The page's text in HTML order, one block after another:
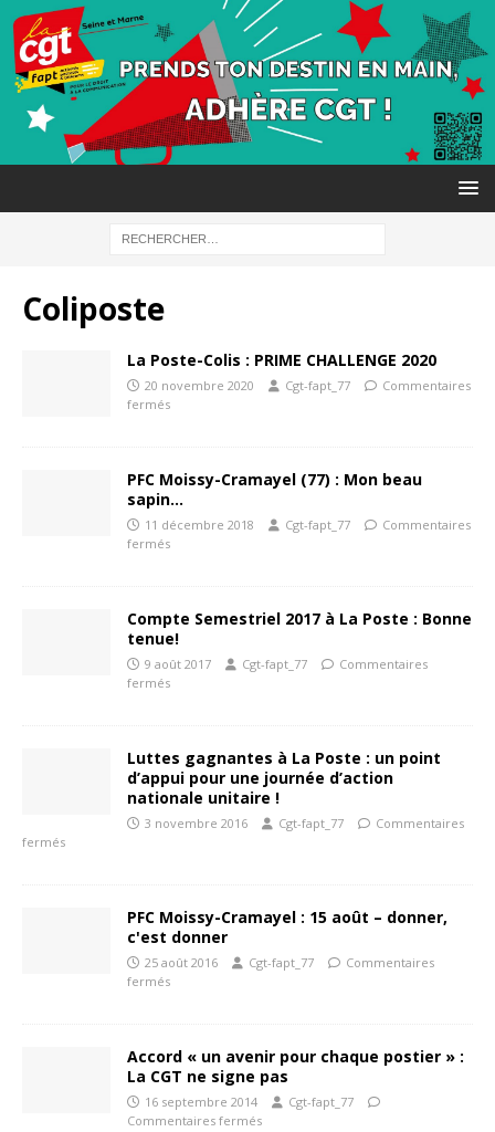
Coliposte
La Poste-Colis : PRIME CHALLENGE 2020
20 novembre 2020 Cgt-fapt_77
Commentaires
fermés
PFC Moissy-Cramayel (77) : Mon beau
sapin…
11 décembre 2018 Cgt-fapt_77
Commentaires
fermés
Compte Semestriel 2017 à La Poste : Bonne
tenue!
9 août 2017 Cgt-fapt_77
Commentaires
fermés
Luttes gagnantes à La Poste : un point
d’appui pour une journée d’action
nationale unitaire !
3 novembre 2016 Cgt-fapt_77
Commentaires
fermés
PFC Moissy-Cramayel : 15 août – donner,
c'est donner
25 août 2016 Cgt-fapt_77
Commentaires
fermés
Accord « un avenir pour chaque postier » :
La CGT ne signe pas
16 septembre 2014
Cgt-fapt_77
Commentaires fermés